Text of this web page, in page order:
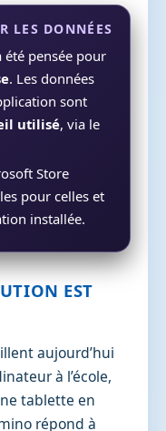
LES DONNÉES
pensée pour
. Les données
sont
utilisé, via le
Store
pour celles et
installée.
EST
aujourd’hui
à l’école,
tablette en
répond à